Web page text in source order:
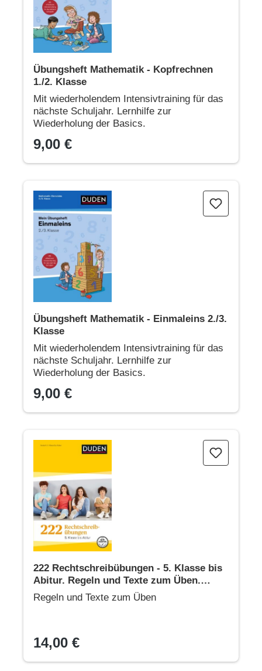
Übungsheft Mathematik - Kopfrechnen
1./2. Klasse
Mit wiederholendem Intensivtraining für das
nächste Schuljahr. Lernhilfe zur
Wiederholung der Basics.
9,00 €
Übungsheft Mathematik - Einmaleins 2./3. Klasse
Übungsheft Mathematik - Einmaleins 2./3.
Klasse
Mit wiederholendem Intensivtraining für das
nächste Schuljahr. Lernhilfe zur
Wiederholung der Basics.
9,00 €
222 Rechtschreibübungen - 5. Klasse bis Abitur. Regeln
222 Rechtschreibübungen - 5. Klasse bis
Abitur. Regeln und Texte zum Üben.
Rechtschreibung gezielt verbessern mit
Übungen und Tipps (Duden Lernhilfen)
Regeln und Texte zum Üben
14,00 €